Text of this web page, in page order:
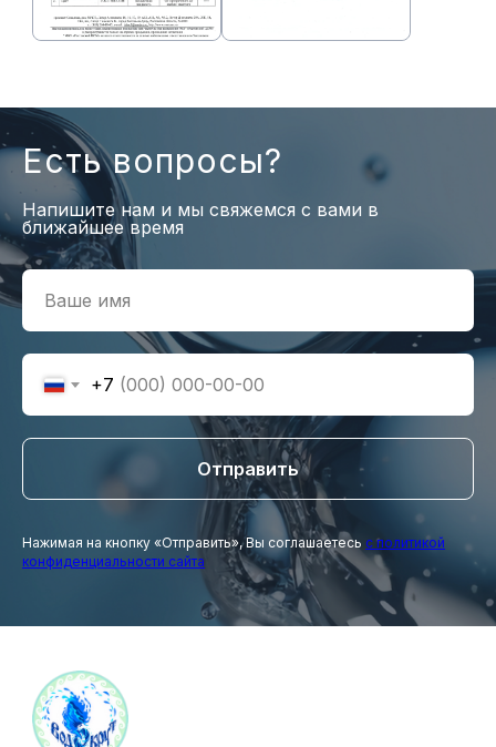
Есть вопросы?
Напишите нам и мы свяжемся с вами в
ближайшее время
+7
Отправить
Нажимая на кнопку «Отправить», Вы соглашаетесь с политикой
конфиденциальности сайта